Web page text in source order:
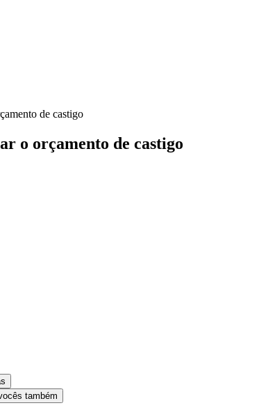
de castigo
o orçamento de castigo
também